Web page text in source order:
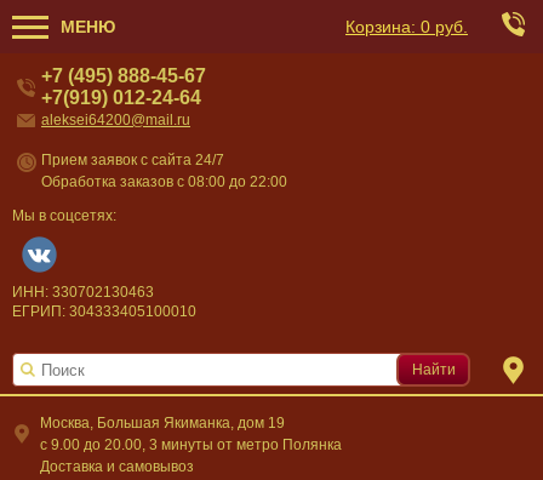
МЕНЮ Корзина: 0 руб.
Москва, Большая Якиманка, дом 19
c 9.00 до 20.00, 3 минуты от метро Полянка
Доставка и самовывоз
+7 (495) 888-45-67
+7(919) 012-24-64
aleksei64200@mail.ru
Прием заявок с сайта 24/7
Обработка заказов с 08:00 до 22:00
Мы в соцсетях:
ИНН: 330702130463
ЕГРИП: 304333405100010
Найти